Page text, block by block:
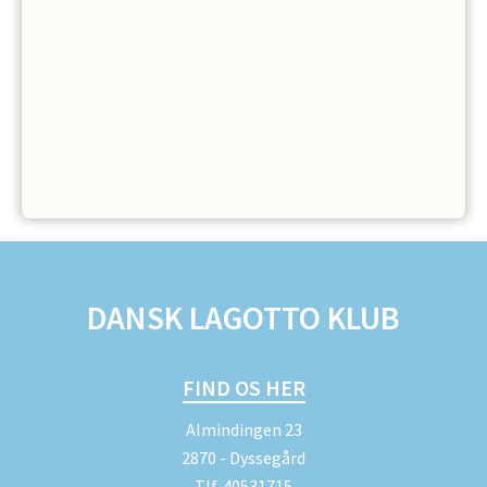
DANSK LAGOTTO KLUB
FIND OS HER
Almindingen 23
2870 - Dyssegård